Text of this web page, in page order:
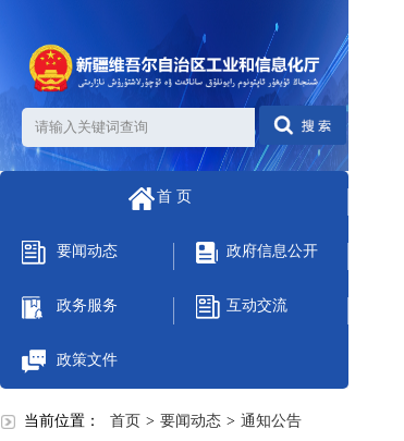
首 页
要闻动态 政府信息公开
政务服务 互动交流
政策文件
当前位置： 首页 > 要闻动态 > 通知公告